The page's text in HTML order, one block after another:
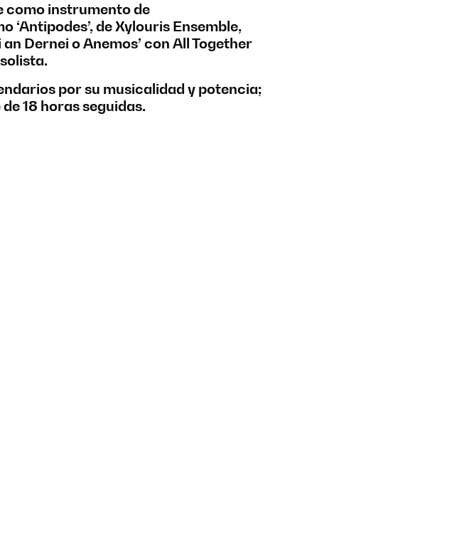
como instrumento de
de Xylouris Ensemble,
Dernei o Anemos’ con All Together
por su musicalidad y potencia;
18 horas seguidas.